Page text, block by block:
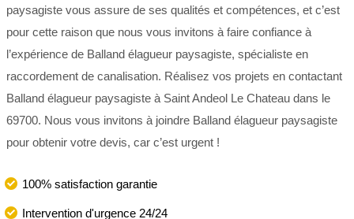
paysagiste vous assure de ses qualités et compétences, et c’est
pour cette raison que nous vous invitons à faire confiance à
l’expérience de Balland élagueur paysagiste, spécialiste en
raccordement de canalisation. Réalisez vos projets en contactant
Balland élagueur paysagiste à Saint Andeol Le Chateau dans le
69700. Nous vous invitons à joindre Balland élagueur paysagiste
pour obtenir votre devis, car c’est urgent !
100% satisfaction garantie
Intervention d'urgence 24/24